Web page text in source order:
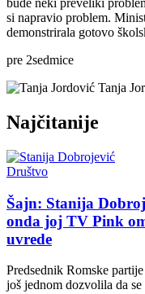
bude neki preveliki
si napravio problem.
demonstrirala gotovo
pre 2sedmice
Tanja
Najčitanije
Društvo
Šajn: Stanija
onda joj TV Pink
uvrede
Predsednik Romske
još jednom dozvolila da